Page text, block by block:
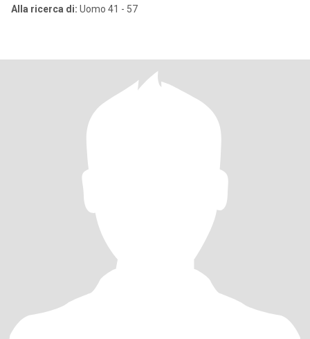
Alla ricerca di: Uomo 41 - 57